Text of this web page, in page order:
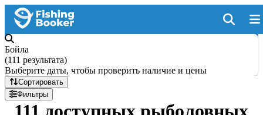
Бойла
(111 результата)
Выберите даты, чтобы проверить наличие и цены
Сортировать
Фильтры